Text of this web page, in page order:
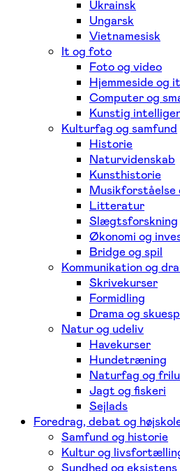
Ukrainsk
Ungarsk
Vietnamesisk
It og foto
Foto og video
Hjemmeside og
Computer og
Kunstig
Kulturfag og samfund
Historie
Naturvidenskab
Kunsthistorie
Musikforståelse
Litteratur
Slægtsforskning
Økonomi og
Bridge og spil
Kommunikation og
Skrivekurser
Formidling
Drama og
Natur og udeliv
Havekurser
Hundetræning
Naturfag og
Jagt og fiskeri
Sejlads
Foredrag, debat og
Samfund og historie
Kultur og
Sundhed og eksistens